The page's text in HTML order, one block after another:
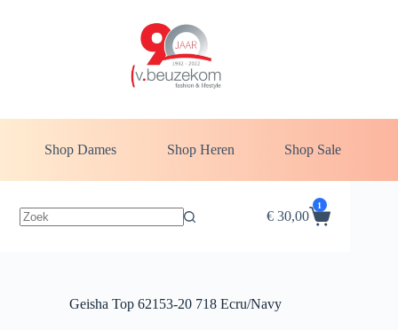
Shop Dames Shop Heren Shop Sale
Winkelwagen
€30,00
1
Geisha Top 62153-20 718 Ecru/Navy